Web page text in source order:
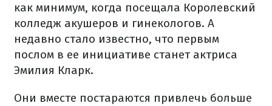
как минимум, когда посещала Королевский
колледж акушеров и гинекологов. А
недавно стало известно, что первым
послом в ее инициативе станет актриса
Эмилия Кларк.
Они вместе постараются привлечь больше